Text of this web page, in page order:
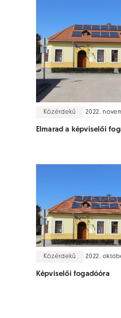
Közérdekű 2022.
Elmarad a képviselői
Közérdekű 2022.
Képviselői fogadóóra